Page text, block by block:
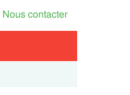
Nous contacter